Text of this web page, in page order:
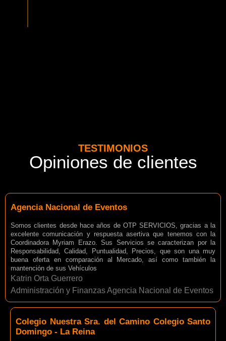
TESTIMONIOS
Opiniones de clientes
Agencia Nacional de Eventos
Somos clientes desde hace años de OTP SERVICIOS, gracias a la
excelente comunicación y respuesta asertiva que tenemos con la
Coordinadora Myriam Erazo. Sus Servicios se caracterizan por la
Responsabilidad, Calidad, Puntualidad, Precios, que son una muy
buena oferta en comparación al Mercado, así como también la
mantención de sus Vehículos
Katrin Orta Guerrero
Administración y Finanzas Agencia Nacional de Eventos
Colegio Nuestra Sra. del Camino Colegio Santo
Domingo - La Reina